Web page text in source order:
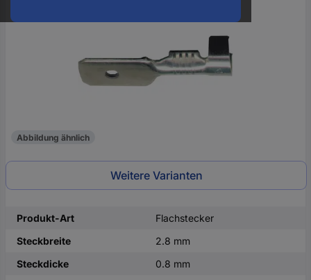
Abbildung ähnlich
Weitere Varianten
Produkt-Art
Flachstecker
Steckbreite
2.8 mm
Steckdicke
0.8 mm